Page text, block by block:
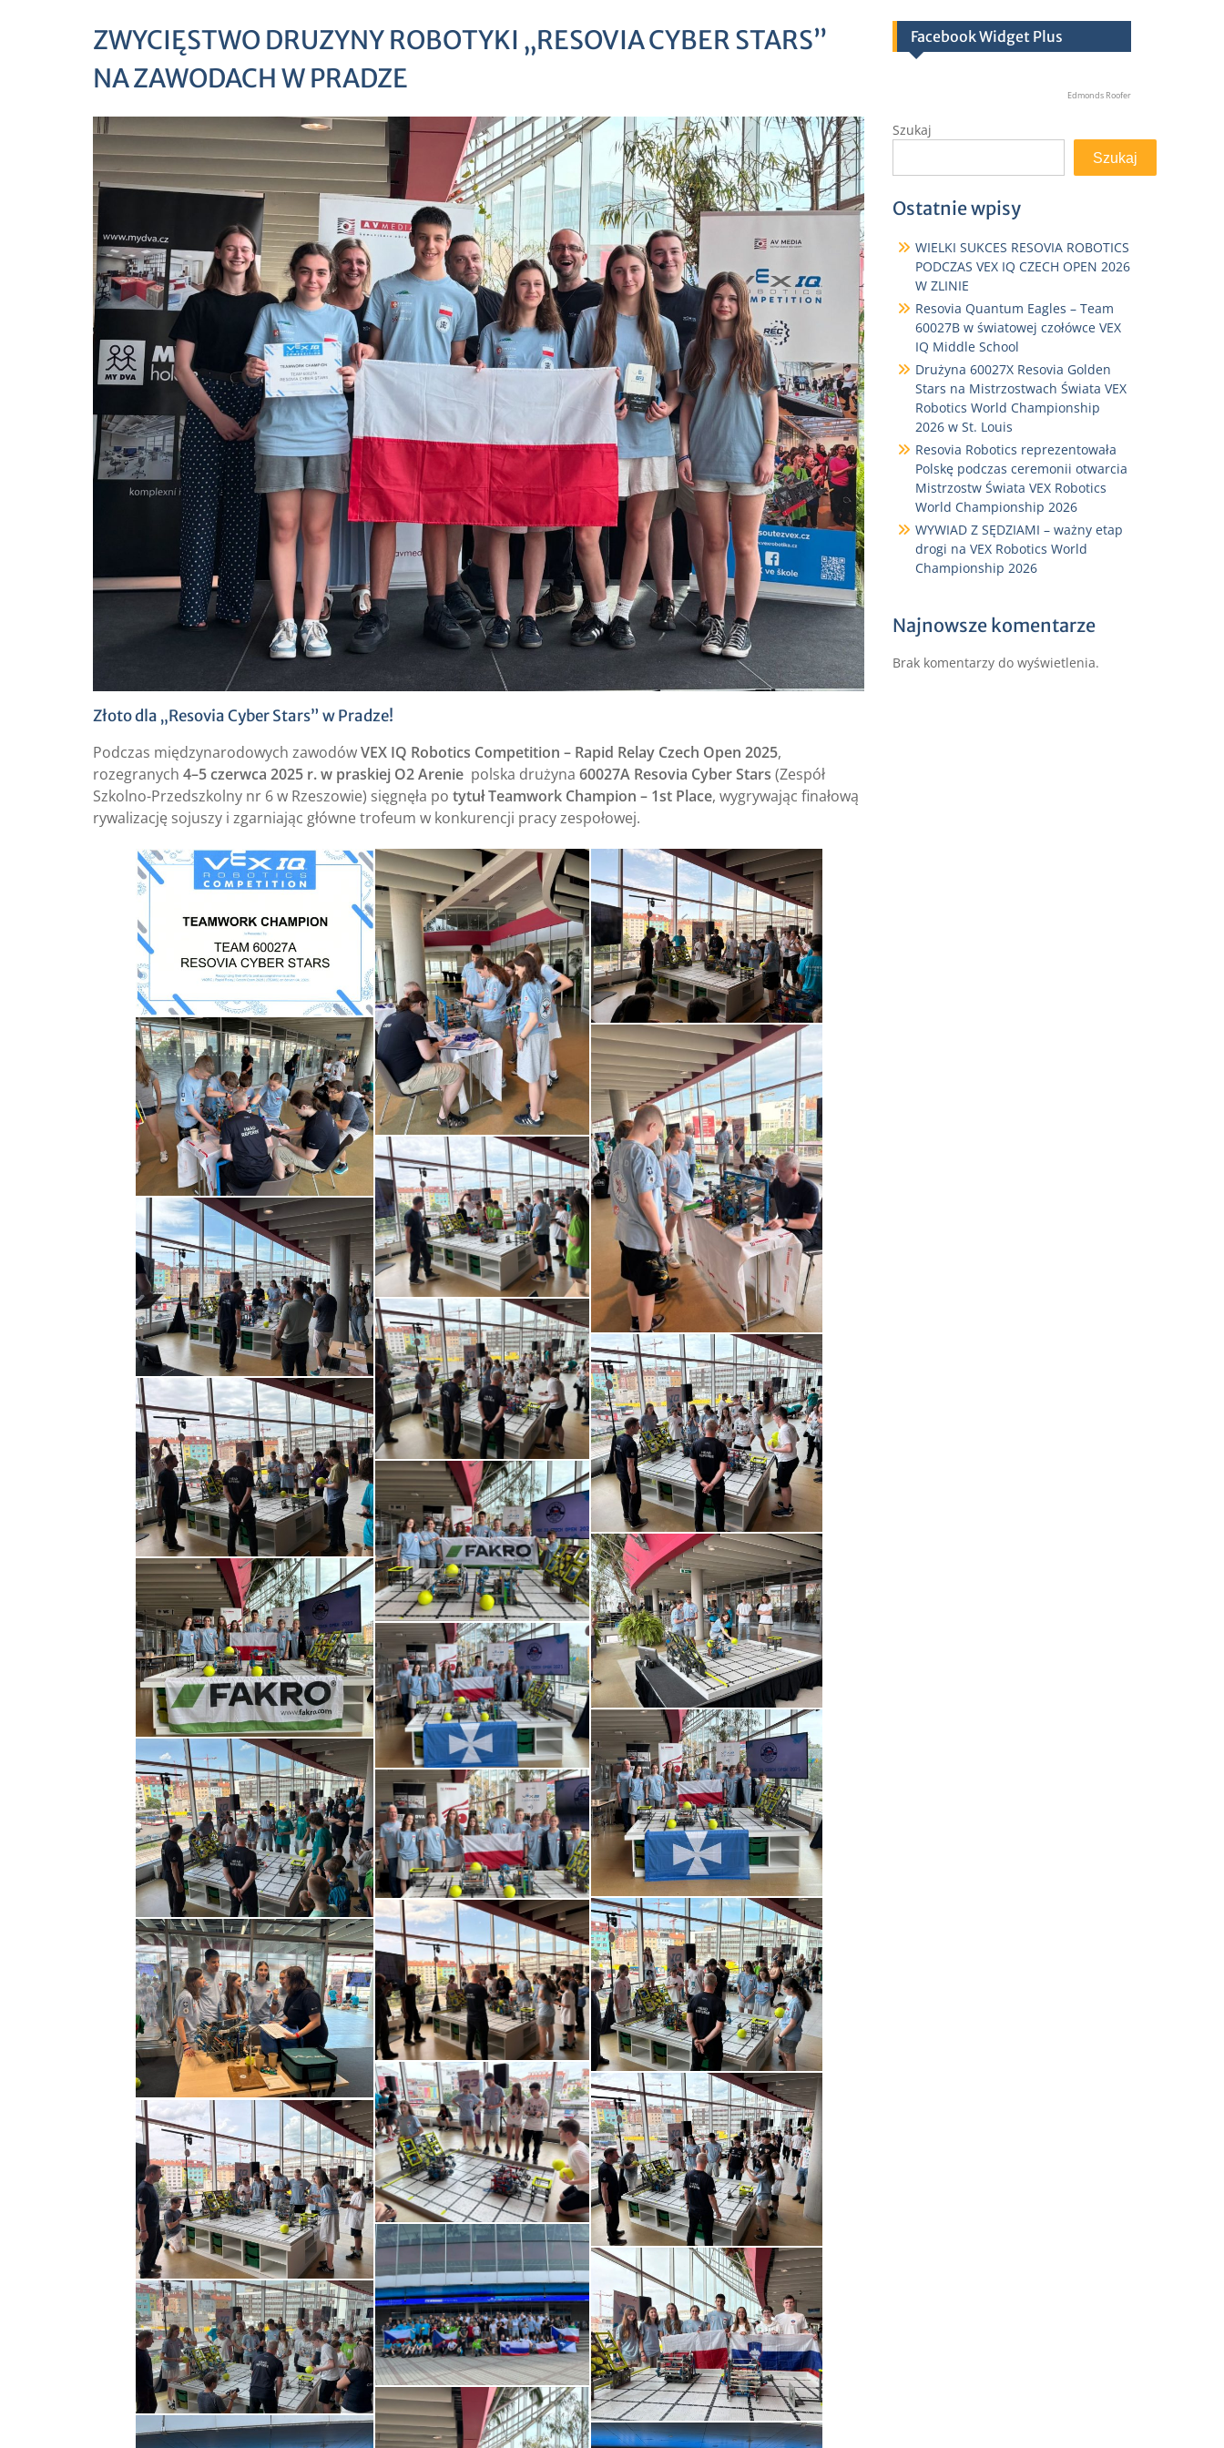
ZWYCIĘSTWO DRUZYNY ROBOTYKI „RESOVIA CYBER STARS”
NA ZAWODACH W PRADZE
Złoto dla „Resovia Cyber Stars” w Pradze!
Podczas międzynarodowych zawodówVEX IQ Robotics Competition – Rapid Relay Czech Open 2025,
rozegranych 4–5 czerwca 2025 r. w praskiej O2 Arenie polska drużyna 60027A Resovia Cyber Stars (Zespół
Szkolno-Przedszkolny nr 6 w Rzeszowie) sięgnęła po tytuł Teamwork Champion – 1st Place, wygrywając finałową
rywalizację sojuszy i zgarniając główne trofeum w konkurencji pracy zespołowej.
Facebook Widget Plus
Edmonds Roofer
Szukaj
Szukaj
Ostatnie wpisy
WIELKI SUKCES RESOVIA ROBOTICS
PODCZAS VEX IQ CZECH OPEN 2026
W ZLINIE
Resovia Quantum Eagles – Team
60027B w światowej czołówce VEX
IQ Middle School
Drużyna 60027X Resovia Golden
Stars na Mistrzostwach Świata VEX
Robotics World Championship
2026 w St. Louis
Resovia Robotics reprezentowała
Polskę podczas ceremonii otwarcia
Mistrzostw Świata VEX Robotics
World Championship 2026
WYWIAD Z SĘDZIAMI – ważny etap
drogi na VEX Robotics World
Championship 2026
Najnowsze komentarze
Brak komentarzy do wyświetlenia.